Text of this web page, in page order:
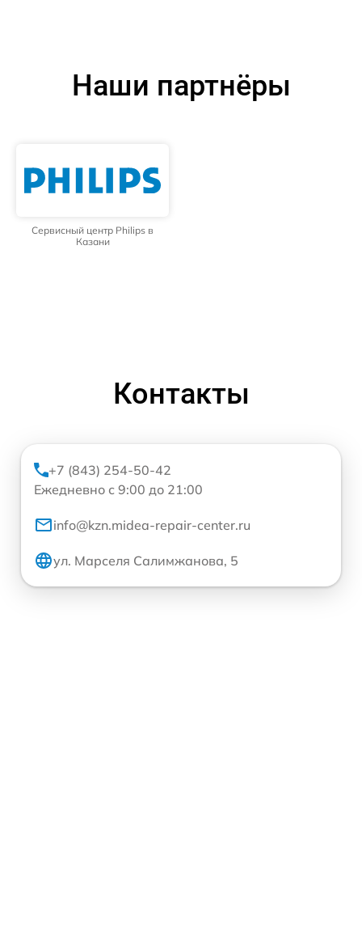
Наши партнёры
Сервисный центр Philips в
Казани
Контакты
+7 (843) 254-50-42
Ежедневно с 9:00 до 21:00
info@kzn.midea-repair-center.ru
ул. Марселя Салимжанова, 5